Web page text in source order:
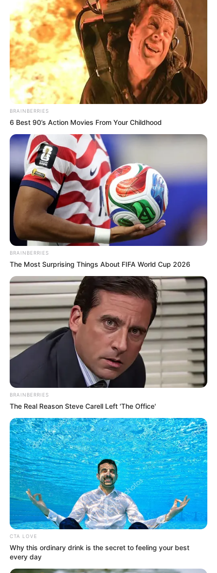
(foto: instagram/gmarthagraciela)
9. Pantas ya ia memiliki tubuh yang sehat dan bugar
(foto: instagram/gmarthagraciela)
10. Hayo siapa yang sudah suka dengannya sejak saat
masih di Tim T?
BRAINBERRIES
6 Best 90’s Action Movies From Your Childhood
BRAINBERRIES
The Most Surprising Things About FIFA World Cup 2026
BRAINBERRIES
The Real Reason Steve Carell Left 'The Office'
CTA LOVE
Why this ordinary drink is the secret to feeling your best
every day